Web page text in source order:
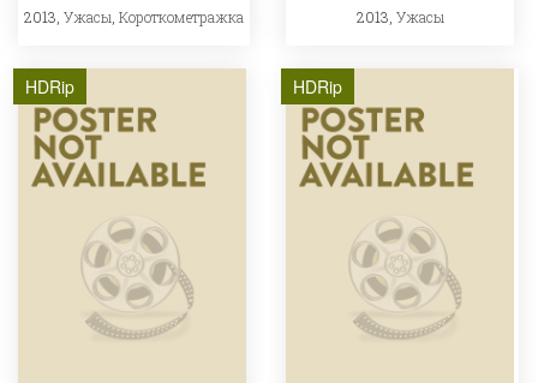
2013, Ужасы Короткометражка 2013, Ужасы
HDRip HDRip